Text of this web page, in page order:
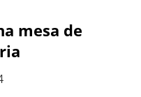
mesa de